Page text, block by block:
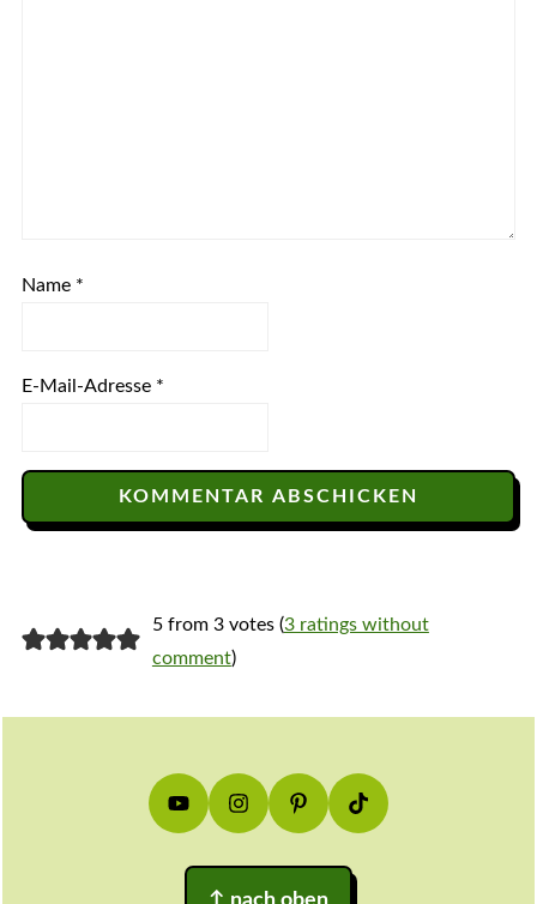
Name *
E-Mail-Adresse *
5 from 3 votes (3 ratings without
comment)